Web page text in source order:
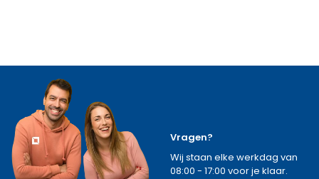
Vragen?
Wij staan elke werkdag van
08:00 - 17:00 voor je klaar.